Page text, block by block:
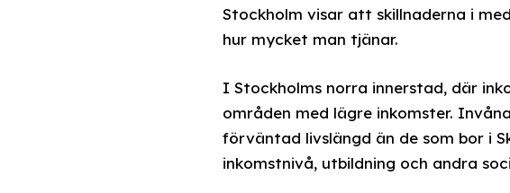
Stockholm visar att skillnaderna i
hur mycket man tjänar.
I Stockholms norra innerstad, där
områden med lägre inkomster.
förväntad livslängd än de som bor i
inkomstnivå, utbildning och andra